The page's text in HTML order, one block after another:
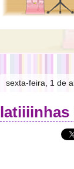
sexta-feira, 1 de
latiiiinhas